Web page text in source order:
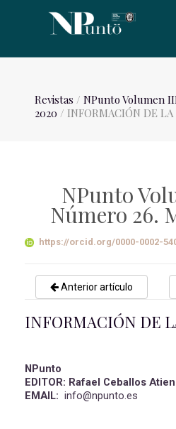
Revistas / NPunto Volumen
2020 / INFORMACIÓN DE LA
NPunto
Número 26.
https://orcid.org/0000-0002-
Anterior artículo
INFORMACIÓN DE
NPunto
EDITOR: Rafael Ceballos
EMAIL: info@npunto.es